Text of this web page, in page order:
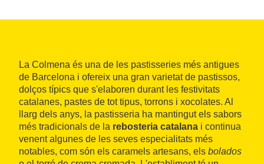
La Colmena és una de les pastisseries més antigues
de Barcelona i ofereix una gran varietat de pastissos,
dolços típics que s'elaboren durant les festivitats
catalanes, pastes de tot tipus, torrons i xocolates. Al
llarg dels anys, la pastisseria ha mantingut els sabors
més tradicionals de la rebosteria catalana i continua
venent algunes de les seves especialitats més
notables, com són els caramels artesans, els bolados